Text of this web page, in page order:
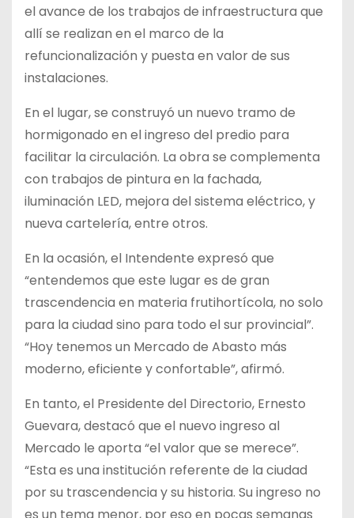
el avance de los trabajos de infraestructura que
allí se realizan en el marco de la
refuncionalización y puesta en valor de sus
instalaciones.
En el lugar, se construyó un nuevo tramo de
hormigonado en el ingreso del predio para
facilitar la circulación. La obra se complementa
con trabajos de pintura en la fachada,
iluminación LED, mejora del sistema eléctrico, y
nueva cartelería, entre otros.
En la ocasión, el Intendente expresó que
“entendemos que este lugar es de gran
trascendencia en materia frutihortícola, no solo
para la ciudad sino para todo el sur provincial”.
“Hoy tenemos un Mercado de Abasto más
moderno, eficiente y confortable”, afirmó.
En tanto, el Presidente del Directorio, Ernesto
Guevara, destacó que el nuevo ingreso al
Mercado le aporta “el valor que se merece”.
“Esta es una institución referente de la ciudad
por su trascendencia y su historia. Su ingreso no